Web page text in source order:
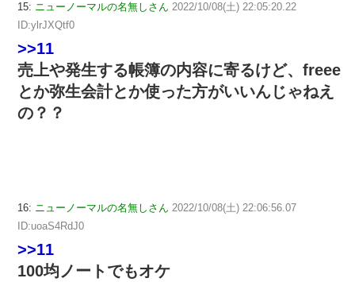
15: ニューノーマルの名無しさん 2022/10/08(土) 22:05:20.22
ID:ylrJXQtf0
>>11
売上や発生する帳簿の内容に寄るけど、freee
とか弥生会計とか使った方がいいんじゃねえ
の？？
16: ニューノーマルの名無しさん 2022/10/08(土) 22:06:56.07
ID:uoaS4RdJ0
>>11
100均ノートでもオケ